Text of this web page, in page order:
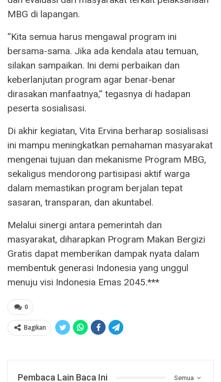
MBG di lapangan.
“Kita semua harus mengawal program ini
bersama-sama. Jika ada kendala atau temuan,
silakan sampaikan. Ini demi perbaikan dan
keberlanjutan program agar benar-benar
dirasakan manfaatnya,” tegasnya di hadapan
peserta sosialisasi.
Di akhir kegiatan, Vita Ervina berharap sosialisasi
ini mampu meningkatkan pemahaman masyarakat
mengenai tujuan dan mekanisme Program MBG,
sekaligus mendorong partisipasi aktif warga
dalam memastikan program berjalan tepat
sasaran, transparan, dan akuntabel.
Melalui sinergi antara pemerintah dan
masyarakat, diharapkan Program Makan Bergizi
Gratis dapat memberikan dampak nyata dalam
membentuk generasi Indonesia yang unggul
menuju visi Indonesia Emas 2045.***
0
Bagikan
Semua
Pembaca Lain Baca Ini